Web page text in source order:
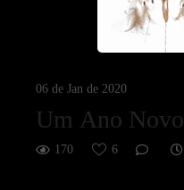
06 de Jan de 2020
Um Ano Novo
170 6